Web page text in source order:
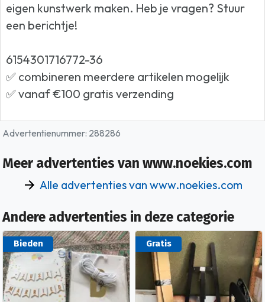
eigen kunstwerk maken. Heb je vragen? Stuur
een berichtje!
6154301716772-36
✅ combineren meerdere artikelen mogelijk
✅ vanaf €100 gratis verzending
Advertentienummer: 288286
Meer advertenties van www.noekies.com
Alle advertenties van www.noekies.com
Andere advertenties in deze categorie
Bieden Gratis